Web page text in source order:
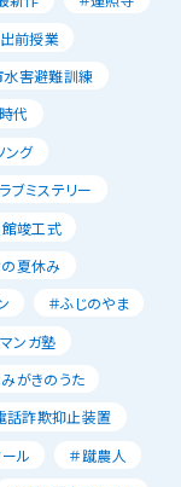
前授業
水害避難訓練
代
ング
ブミステリー
館竣工式
夏休み
＃ふじのやま
ンガ塾
がきのうた
話詐欺抑止装置
ル
＃蹴農人